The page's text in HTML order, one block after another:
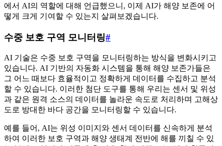
에서 AI의 역할에 대해 언급했으니, 이제 AI가 해양 보존에 어
떻게 크게 기여할 수 있는지 살펴보겠습니다.
수중 보호 구역 모니터링#
AI 기술은 수중 보호 구역을 모니터링하는 방식을 변화시키고
있습니다. AI 기반의 자동화 시스템을 통해 해양 보존가들은
그 어느 때보다 효율적이고 정확하게 데이터를 수집하고 분석
할 수 있습니다. 이러한 첨단 도구를 통해 우리는 센서 및 위성
과 같은 원격 소스의 데이터를 놀라운 속도로 처리하며 고해상
도로 방대한 바다 공간을 모니터링할 수 있습니다.
예를 들어, AI는 위성 이미지와 센서 데이터를 신속하게 분석
하여 이러한 보호 구역과 해양 생태계 전반에 해를 끼칠 수 있